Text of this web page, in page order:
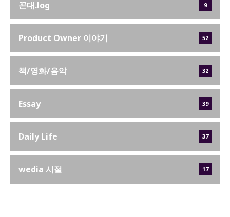
꼰대.log 9
Product Owner 이야기 52
책/영화/음악 32
Essay 39
Daily Life 37
wedia 시절 17